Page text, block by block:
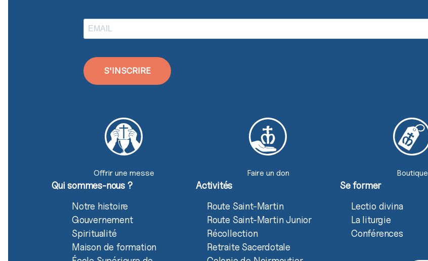
S'INSCRIRE
Offrir une messe Faire un don Boutique
Qui sommes-nous ?
Notre histoire
Gouvernement
Spiritualité
Maison de formation
Activités
Route Saint-Martin
Route Saint-Martin Junior
Récollection
Retraite Sacerdotale
Se former
Lectio divina
La liturgie
Conférences